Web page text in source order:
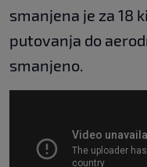
smanjena je za 18
putovanja do
smanjeno.